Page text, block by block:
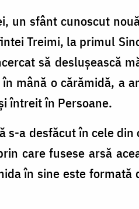
un sfânt cunoscut
Treimi, la primul
să deslușească
mână o cărămidă, a
întreit în Persoane.
s-a desfăcut în cele din
care fusese arsă
în sine este